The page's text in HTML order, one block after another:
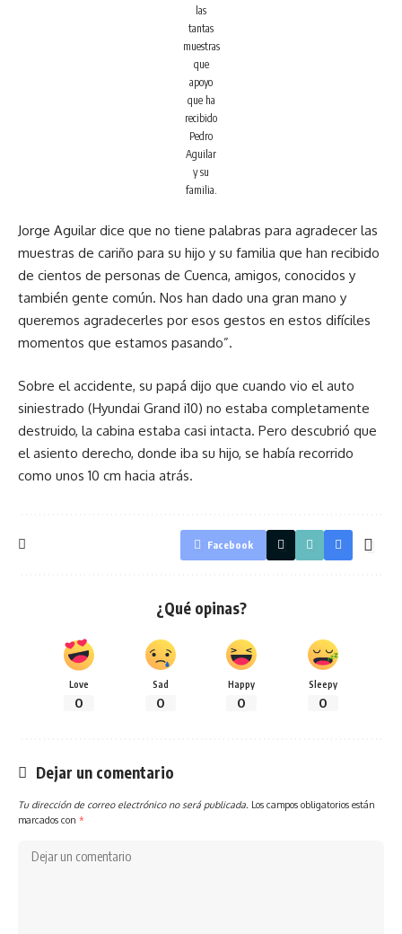
las
tantas
muestras
que
apoyo
que ha
recibido
Pedro
Aguilar
y su
familia.
Jorge Aguilar dice que no tiene palabras para agradecer las
muestras de cariño para su hijo y su familia que han recibido
de cientos de personas de Cuenca, amigos, conocidos y
también gente común. Nos han dado una gran mano y
queremos agradecerles por esos gestos en estos difíciles
momentos que estamos pasando”.
Sobre el accidente, su papá dijo que cuando vio el auto
siniestrado (Hyundai Grand i10) no estaba completamente
destruido, la cabina estaba casi intacta. Pero descubrió que
el asiento derecho, donde iba su hijo, se había recorrido
como unos 10 cm hacia atrás.
Facebook
¿Qué opinas?
Love
0
Sad
0
Happy
0
Sleepy
0
Dejar un comentario
Tu dirección de correo electrónico no será publicada. Los campos obligatorios están
marcados con *